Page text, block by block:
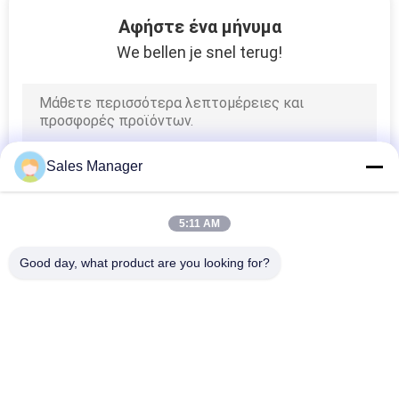
Αναλώσιμα SMT
συνελεύσεων SMT
Αφήστε ένα μήνυμα
We bellen je snel terug!
Sales Manager
5:11 AM
Good day, what product are you looking for?